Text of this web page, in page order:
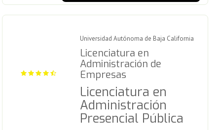
Universidad Autónoma de Baja California
Licenciatura en
Administración de
Empresas
Licenciatura en
Administración
Presencial Pública